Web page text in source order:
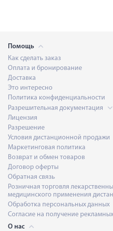
Помощь
Как сделать заказ
Оплата и бронирование
Доставка
Это интересно
Политика конфиденциальности
Разрешительная документация
Лицензия
Разрешение
Условия дистанционной продажи
Маркетинговая политика
Возврат и обмен товаров
Договор оферты
Обратная связь
Розничная торговля
медицинского применения
Обработка персональных данных
Согласие на получение
О нас